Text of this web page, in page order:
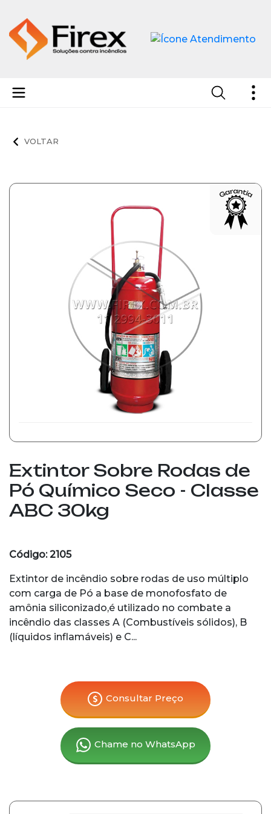
Extintores de Pó Químico Seco - PQS ABC
Extintor Sobre Rodas de
Pó Químico Seco - Classe
ABC 30kg
Código: 2105
Extintor de incêndio sobre rodas de uso múltiplo
com carga de Pó a base de monofosfato de
amônia siliconizado,é utilizado no combate a
incêndio das classes A (Combustíveis sólidos), B
(líquidos inflamáveis) e C...
Consultar Preço
Chame no WhatsApp